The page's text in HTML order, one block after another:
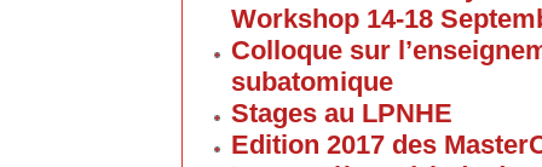
Workshop 14-18
Colloque sur
subatomique
Stages au LPNHE
Edition 2017 des